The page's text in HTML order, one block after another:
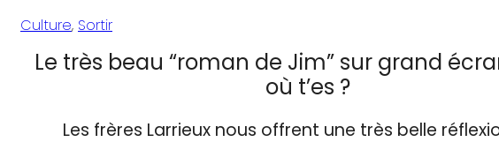
Culture, Sortir
Le très beau “roman de Jim” sur grand
où t’es ?
Les frères Larrieux nous offrent une très belle